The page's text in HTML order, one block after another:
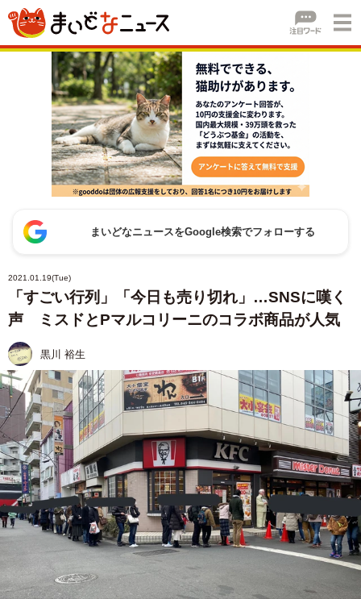
まいどなニュースをGoogle検索でフォローする
2021.01.19(Tue)
「すごい行列」「今日も売り切れ」…SNSに嘆く
声 ミスドとPマルコリーニのコラボ商品が人気
黒川 裕生